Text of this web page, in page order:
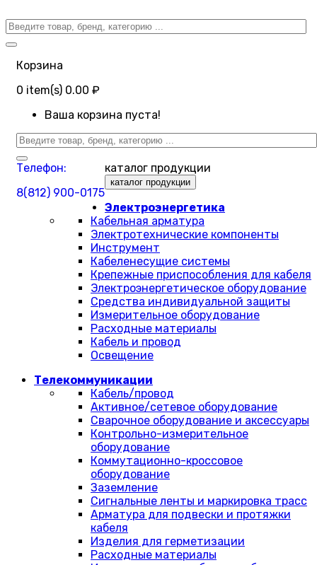
Корзина
0 item(s) 0.00 ₽
Ваша корзина пуста!
Телефон:
8(812) 900-0175
каталог продукции
каталог продукции
Электроэнергетика
Кабельная арматура
Электротехнические компоненты
Инструмент
Кабеленесущие системы
Крепежные приспособления для кабеля
Электроэнергетическое оборудование
Средства индивидуальной защиты
Измерительное оборудование
Расходные материалы
Кабель и провод
Освещение
Телекоммуникации
Кабель/провод
Активное/сетевое оборудование
Сварочное оборудование и аксессуары
Контрольно-измерительное
оборудование
Коммутационно-кроссовое
оборудование
Заземление
Сигнальные ленты и маркировка трасс
Арматура для подвески и протяжки
кабеля
Изделия для герметизации
Расходные материалы